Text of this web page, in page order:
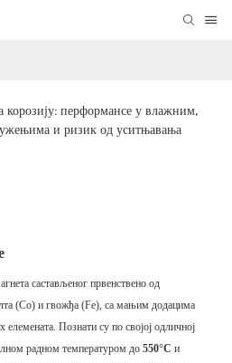
корозију: перформансе у влажним,
и ризик од уситњавања
састављеног првенствено од
(Co) и гвожђа (Fe), са мањим додацима
Познати су по својој одличној
радном температуром до 550°C и